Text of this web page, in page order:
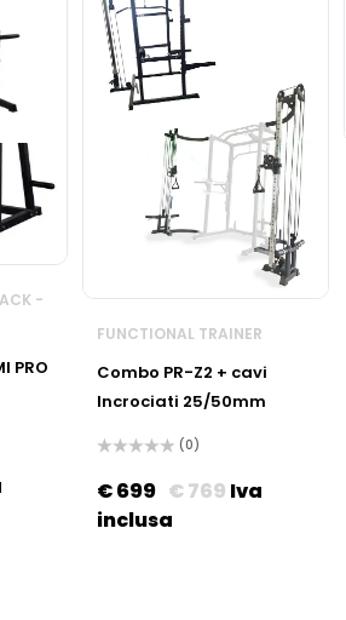
-
PRO
FUNCTIONAL TRAINER
Combo PR-Z2 + cavi
Incrociati 25/50mm
0
su
5
(0)
€769
€699
Iva
inclusa